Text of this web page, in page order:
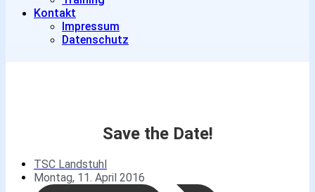
Kontakt
Impressum
Datenschutz
Save the Date!
TSC Landstuhl
Montag, 11. April 2016